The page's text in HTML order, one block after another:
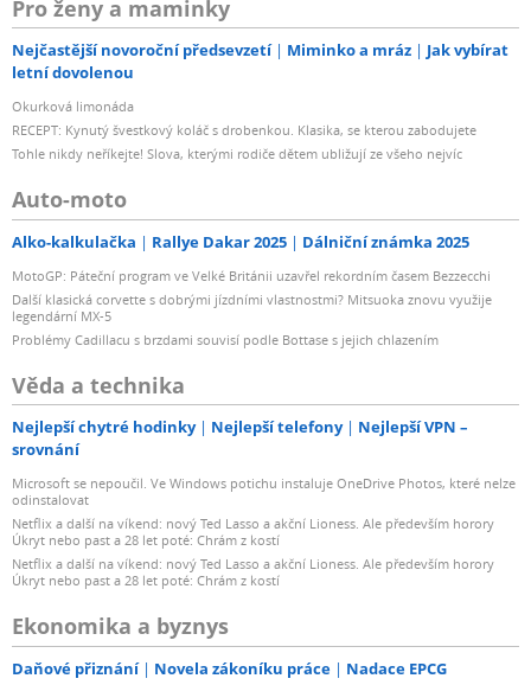
Pro ženy a maminky
Nejčastější novoroční předsevzetí Miminko a mráz
Jak vybírat
letní dovolenou
Okurková limonáda
RECEPT: Kynutý švestkový koláč s drobenkou. Klasika, se kterou zabodujete
Tohle nikdy neříkejte! Slova, kterými rodiče dětem ubližují ze všeho nejvíc
Auto-moto
Alko-kalkulačka Rallye Dakar 2025 Dálniční známka 2025
MotoGP: Páteční program ve Velké Británii uzavřel rekordním časem Bezzecchi
Další klasická corvette s dobrými jízdními vlastnostmi? Mitsuoka znovu využije
legendární MX-5
Problémy Cadillacu s brzdami souvisí podle Bottase s jejich chlazením
Věda a technika
Nejlepší chytré hodinky Nejlepší telefony
Nejlepší VPN –
srovnání
Microsoft se nepoučil. Ve Windows potichu instaluje OneDrive Photos, které nelze
odinstalovat
Netflix a další na víkend: nový Ted Lasso a akční Lioness. Ale především horory
Úkryt nebo past a 28 let poté: Chrám z kostí
Netflix a další na víkend: nový Ted Lasso a akční Lioness. Ale především horory
Úkryt nebo past a 28 let poté: Chrám z kostí
Ekonomika a byznys
Daňové přiznání Novela zákoníku práce Nadace EPCG